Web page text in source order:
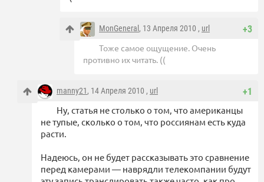
+3
MonGeneral , 13 Апреля 2010 , url
Тоже самое ощущение. Очень
противно их читать. ((
+1
manny21, 14 Апреля 2010 , url
Ну, статья не столько о том, что американцы
не тупые, сколько о том, что россиянам есть куда
расти.
Надеюсь, он не будет рассказывать это сравнение
перед камерами — наврядли телекомпании будут